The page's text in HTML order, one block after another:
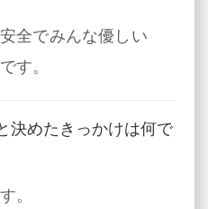
全でみんな優しい
す。
決めたきっかけは何で
。